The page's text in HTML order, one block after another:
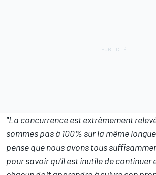
"La concurrence est extrêmement
sommes pas à 100% sur la même
pense que nous avons tous
pour savoir qu'il est inutile de continuer